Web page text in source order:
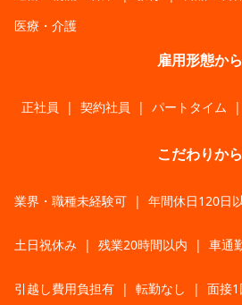
医療・介護
雇用形態か
正社員 | 契約社員 | パートタイム |
こだわりか
業界・職種未経験可 | 年間休日120日
土日祝休み | 残業20時間以内 | 車通
引越し費用負担有 | 転勤なし | 面接